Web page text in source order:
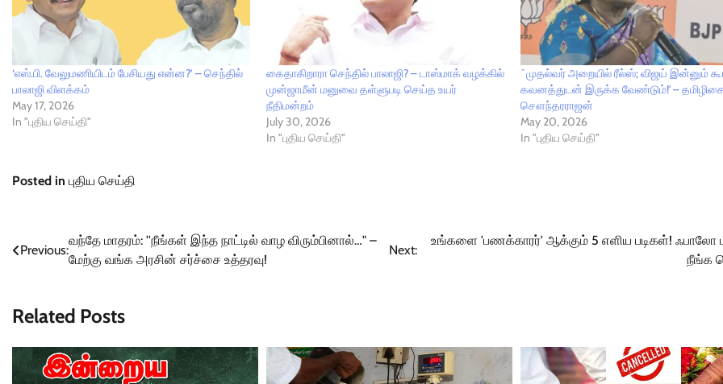
‘எஸ்.பி. வேலுமணியிடம் பேசியது என்ன?’ – செந்தில்
பாலாஜி விளக்கம்
May 17, 2026
In "புதிய செய்தி"
கைதாகிறாரா செந்தில் பாலாஜி? – டாஸ்மாக் வழக்கில்
முன்ஜாமீன் மனுவை தள்ளுபடி செய்த உயர்
நீதிமன்றம்
July 30, 2026
In "புதிய செய்தி"
`முதல்வர் அறையில் ரீல்ஸ்; விஜய் இன்னும்
கவனத்துடன் இருக்க வேண்டும்!' – தமிழிசை
சௌந்தரராஜன்
May 20, 2026
In "புதிய செய்தி"
Posted in புதிய செய்தி
Post
navigation
Previous:
வந்தே மாதரம்: ''நீங்கள் இந்த நாட்டில் வாழ விரும்பினால்…" –
மேற்கு வங்க அரசின் சர்ச்சை உத்தரவு!
Next:
உங்களை 'பணக்காரர்' ஆக்கும் 5 எளிய படிகள்!
நீங்க
Related Posts